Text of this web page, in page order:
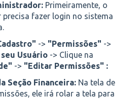
Primeiramente, o
fazer login no sistema
-> "Permissões" ->
Usuário -> Clique na
-> "Editar Permissões" :
Seção Financeira: Na tela de
ele irá rolar a tela para